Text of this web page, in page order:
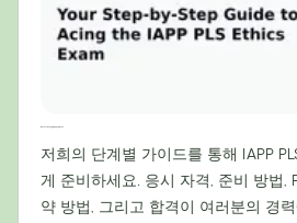
저희의 단계별 가이드를 통해 IAPP
게 준비하세요. 응시 자격, 준비 방법,
약 방법, 그리고 합격이 여러분의 경